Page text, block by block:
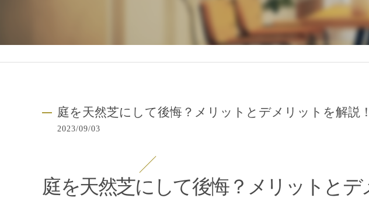
庭を天然芝にして後悔？メリットとデメリットを解説！
2023/09/03
庭を天然芝にして後悔？メリットとデ